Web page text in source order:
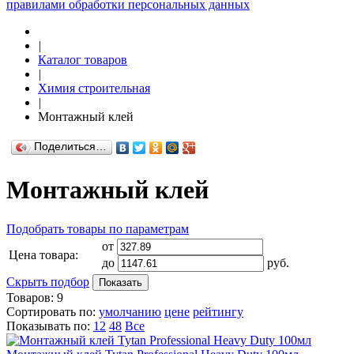
правилами обработки персональных данных
|
Каталог товаров
|
Химия строительная
|
Монтажный клей
Поделиться…
Монтажный клей
Подобрать товары по параметрам
Цена товара:
от
до
руб.
Скрыть подбор
Показать
Товаров: 9
Сортировать по: умолчанию цене рейтингу
Показывать по: 12 48 Все